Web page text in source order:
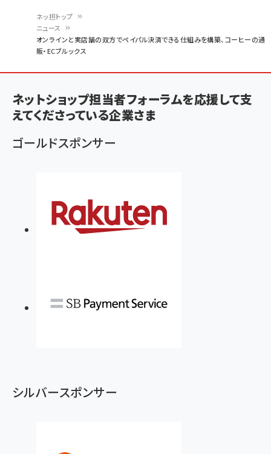
く
ず
ネッ担トップ
ニュース
オンラインと実店舗の双方でペイパル決済できる仕組みを構築、コーヒーの通
販・ECブルックス
ネットショップ担当者フォーラムを応援して支
えてくださっている企業さま
ゴールドスポンサー
シルバースポンサー